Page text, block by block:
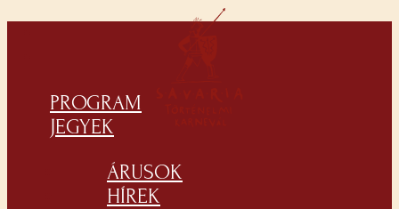
PROGRAM
JEGYEK
ÁRUSOK
HÍREK